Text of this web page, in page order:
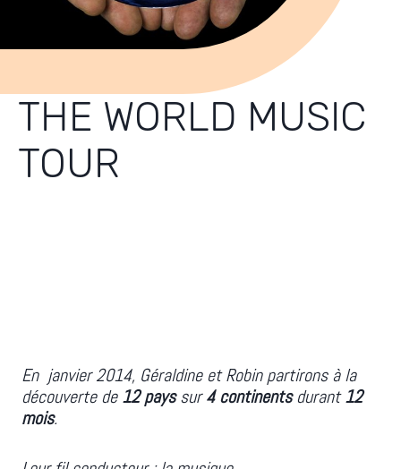
THE WORLD MUSIC
TOUR
En janvier 2014, Géraldine et Robin partirons à la
découverte de12 payssur4 continentsdurant12
mois.